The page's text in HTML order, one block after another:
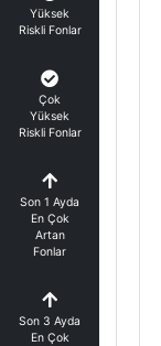
Yüksek
Riskli Fonlar
Çok
Yüksek
Riskli Fonlar
Son 1 Ayda
En Çok
Artan
Fonlar
Son 3 Ayda
En Çok